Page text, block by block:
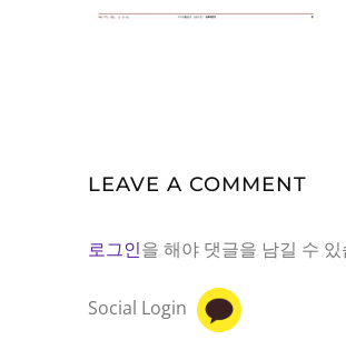
LEAVE A COMMENT
로그인을 해야 댓글을 남길 수
Social Login